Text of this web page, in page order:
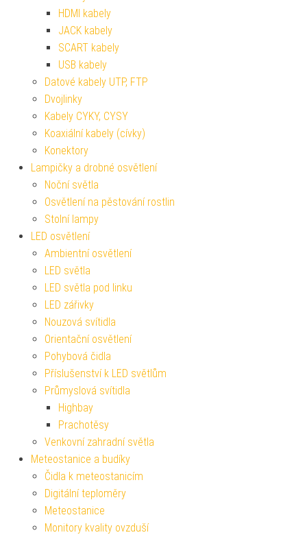
HDMI kabely
JACK kabely
SCART kabely
USB kabely
Datové kabely UTP, FTP
Dvojlinky
Kabely CYKY, CYSY
Koaxiální kabely (cívky)
Konektory
Lampičky a drobné osvětlení
Noční světla
Osvětlení na pěstování rostlin
Stolní lampy
LED osvětlení
Ambientní osvětlení
LED světla
LED světla pod linku
LED zářivky
Nouzová svítidla
Orientační osvětlení
Pohybová čidla
Příslušenství k LED světlům
Průmyslová svítidla
Highbay
Prachotěsy
Venkovní zahradní světla
Meteostanice a budíky
Čidla k meteostanicím
Digitální teploměry
Meteostanice
Monitory kvality ovzduší